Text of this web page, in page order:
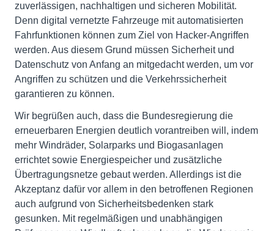
zuverlässigen, nachhaltigen und sicheren Mobilität.
Denn digital vernetzte Fahrzeuge mit automatisierten
Fahrfunktionen können zum Ziel von Hacker-Angriffen
werden. Aus diesem Grund müssen Sicherheit und
Datenschutz von Anfang an mitgedacht werden, um vor
Angriffen zu schützen und die Verkehrssicherheit
garantieren zu können.
Wir begrüßen auch, dass die Bundesregierung die
erneuerbaren Energien deutlich vorantreiben will, indem
mehr Windräder, Solarparks und Biogasanlagen
errichtet sowie Energiespeicher und zusätzliche
Übertragungsnetze gebaut werden. Allerdings ist die
Akzeptanz dafür vor allem in den betroffenen Regionen
auch aufgrund von Sicherheitsbedenken stark
gesunken. Mit regelmäßigen und unabhängigen